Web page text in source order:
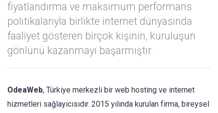
fiyatlandırma ve maksimum performans
politikalarıyla birlikte internet dünyasında
faaliyet gösteren birçok kişinin, kuruluşun
gönlünü kazanmayı başarmıştır.
OdeaWeb, Türkiye merkezli bir web hosting ve internet
hizmetleri sağlayıcısıdır. 2015 yılında kurulan firma, bireysel